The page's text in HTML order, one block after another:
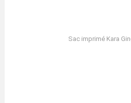
Sac imprimé Kara